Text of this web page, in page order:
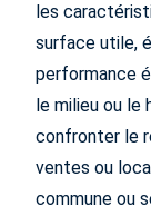
les
surface utile,
performance
le milieu ou le
confronter le
ventes ou
commune ou